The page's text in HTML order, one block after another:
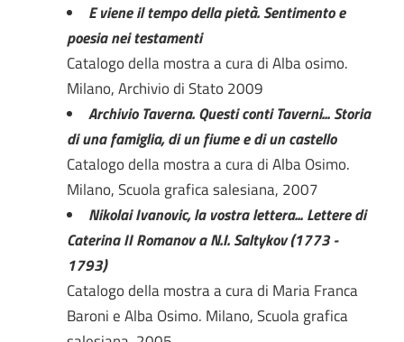
E viene il tempo della pietà. Sentimento e
poesia nei testamenti
Catalogo della mostra a cura di Alba osimo.
Milano, Archivio di Stato 2009
Archivio Taverna. Questi conti Taverni... Storia
di una famiglia, di un fiume e di un castello
Catalogo della mostra a cura di Alba Osimo.
Milano, Scuola grafica salesiana, 2007
Nikolai Ivanovic, la vostra lettera... Lettere di
Caterina II Romanov a N.I. Saltykov (1773 -
1793)
Catalogo della mostra a cura di Maria Franca
Baroni e Alba Osimo. Milano, Scuola grafica